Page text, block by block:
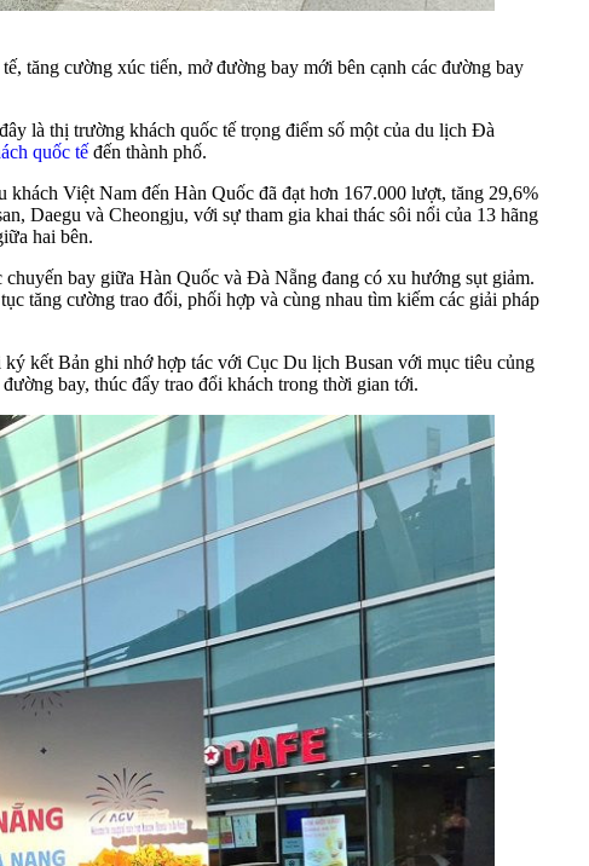
tăng cường xúc tiến, mở đường bay mới bên cạnh các đường bay
là thị trường khách quốc tế trọng điểm số một của du lịch Đà
quốc tế đến thành phố.
Việt Nam đến Hàn Quốc đã đạt hơn 167.000 lượt, tăng 29,6%
Daegu và Cheongju, với sự tham gia khai thác sôi nổi của 13 hãng
hai bên.
bay giữa Hàn Quốc và Đà Nẵng đang có xu hướng sụt giảm.
tăng cường trao đổi, phối hợp và cùng nhau tìm kiếm các giải pháp
kết Bản ghi nhớ hợp tác với Cục Du lịch Busan với mục tiêu củng
bay, thúc đẩy trao đổi khách trong thời gian tới.